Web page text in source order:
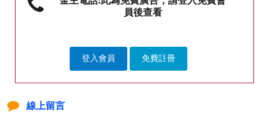
員後查看
登入會員 免費註冊
線上留言